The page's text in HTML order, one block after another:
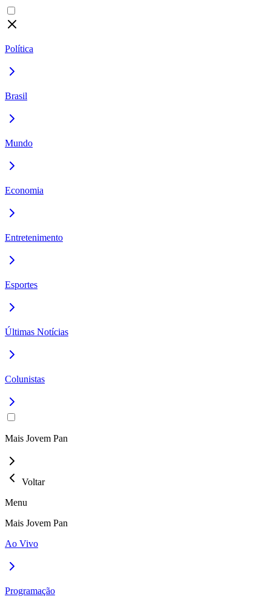
Política
Brasil
Mundo
Economia
Entretenimento
Esportes
Últimas Notícias
Colunistas
Mais Jovem Pan
Voltar
Menu
Mais Jovem Pan
Ao Vivo
Programação